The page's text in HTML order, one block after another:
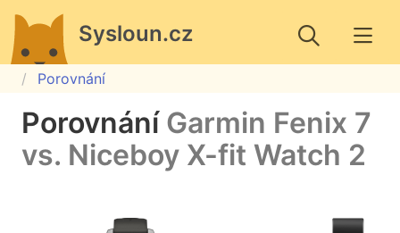
Sysloun.cz
Porovnání
Porovnání Garmin Fenix 7
vs. Niceboy X-fit Watch 2